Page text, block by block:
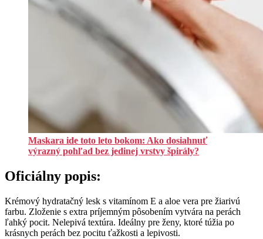
Maskara ide toto leto bokom: Ako dosiahnuť
výrazný pohľad bez jedinej vrstvy špirály?
Oficiálny popis:
Krémový hydratačný lesk s vitamínom E a aloe vera pre žiarivú
farbu. Zloženie s extra príjemným pôsobením vytvára na perách
ľahký pocit. Nelepivá textúra. Ideálny pre ženy, ktoré túžia po
krásnych perách bez pocitu ťažkosti a lepivosti.